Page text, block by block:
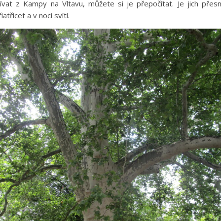
z Kampy na Vltavu, můžete si je přepočítat. Je jich
a v noci svítí.